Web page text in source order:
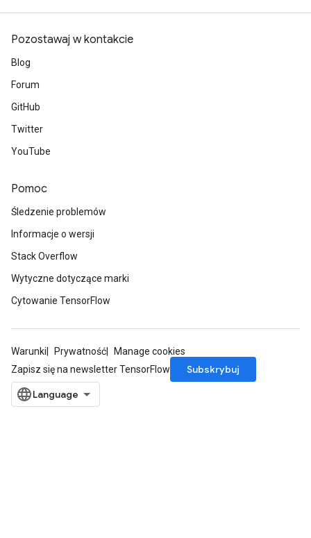
Pozostawaj w kontakcie
Blog
Forum
GitHub
Twitter
YouTube
Pomoc
Śledzenie problemów
Informacje o wersji
Stack Overflow
Wytyczne dotyczące marki
Cytowanie TensorFlow
Warunki Prywatność
Manage cookies
Zapisz się na newsletter TensorFlow
Subskrybuj